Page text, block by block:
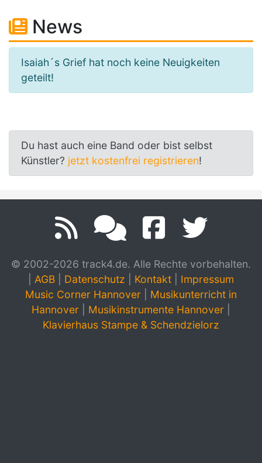
News
Isaiah´s Grief hat noch keine Neuigkeiten
geteilt!
Du hast auch eine Band oder bist selbst
Künstler? jetzt kostenfrei registrieren!
© 2002-2026 track4.de. Alle Rechte vorbehalten.
AGB Datenschutz Kontakt
Impressum
Music Corner Hannover
Musikunterricht in
Hannover
Musikinstrumente Hannover
Klavierhaus Stampe & Schendzielorz